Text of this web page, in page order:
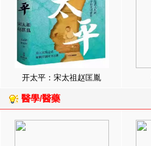
开太平：宋太祖赵匡胤
醫學/醫藥